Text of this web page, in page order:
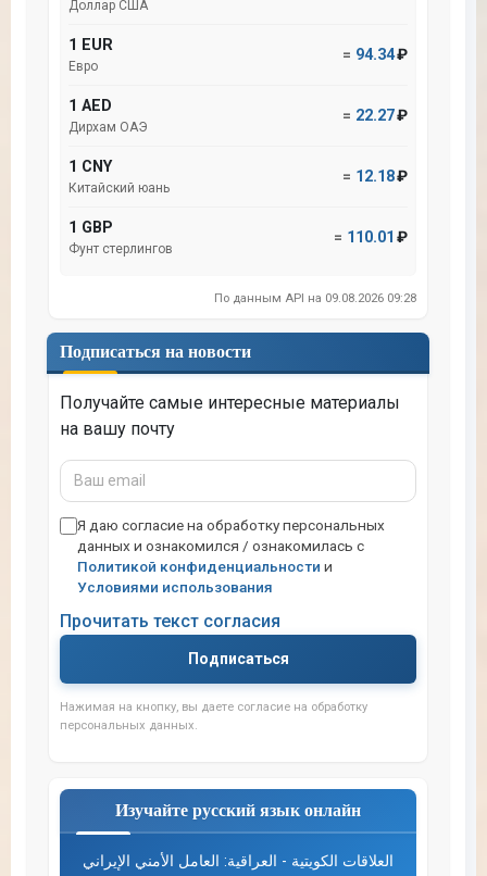
Доллар США
1 EUR
Евро
= 94.34₽
1 AED
Дирхам ОАЭ
= 22.27₽
1 CNY
Китайский юань
= 12.18₽
1 GBP
Фунт стерлингов
= 110.01 ₽
По данным API на 09.08.2026 09:28
Подписаться на новости
Получайте самые интересные материалы
на вашу почту
Ваш
email
Я даю согласие на обработку персональных
данных и ознакомился / ознакомилась с
Политикой конфиденциальности и
Условиями использования
Прочитать текст согласия
Подписаться
Нажимая на кнопку, вы даете согласие на обработку
персональных данных.
Изучайте русский язык онлайн
العلاقات الكويتية - العراقية: العامل الأمني الإيراني